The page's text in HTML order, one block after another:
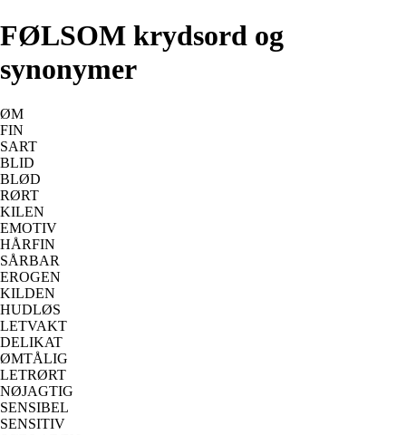
FØLSOM krydsord og
synonymer
ØM
FIN
SART
BLID
BLØD
RØRT
KILEN
EMOTIV
HÅRFIN
SÅRBAR
EROGEN
KILDEN
HUDLØS
LETVAKT
DELIKAT
ØMTÅLIG
LETRØRT
NØJAGTIG
SENSIBEL
SENSITIV